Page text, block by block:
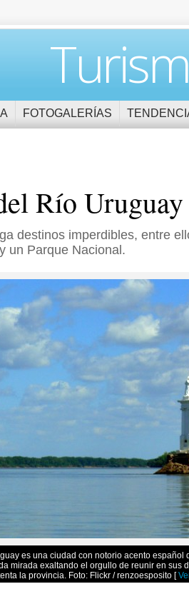
FOTOGALERÍAS
Río Uruguay
destinos imperdibles, entre
un Parque Nacional.
es una ciudad con notorio acento español
mirada exaltando el orgullo de reunir en sus
la provincia. Foto: Flickr / renzoesposito [